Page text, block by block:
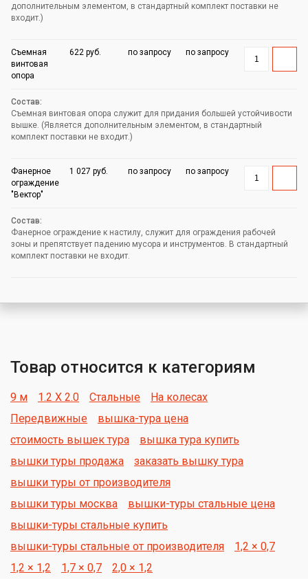
дополнительным элементом, в стандартный комплект поставки не
входит.)
Съемная
винтовая
опора
Съемная винтовая опора служит для придания большей устойчивости
вышке. (Является дополнительным элементом, в стандартный
комплект поставки не входит.)
622 руб. по запросу по запросу
Фанерное
ограждение
"Вектор"
Фанерное ограждение к настилу, служит для ограждения рабочей
зоны и препятствует падению мусора и инструментов. В стандартный
комплект поставки не входит.
1 027 руб. по запросу по запросу
Товар относится к категориям
9 м 1.2 Х 2.0 Стальные
На колесах
Передвижные
вышка-тура цена
стоимость вышек тура
вышка тура купить
вышки туры продажа
заказать вышку тура
вышки туры от производителя
вышки туры москва
вышки-туры стальные цена
вышки-туры стальные купить
вышки-туры стальные от производителя
1,2 × 0,7
1,2 × 1,2
1,7 × 0,7 2,0 × 1,2